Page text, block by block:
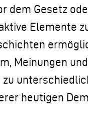
dem Gesetz
Elemente
Meinungen und
heutigen